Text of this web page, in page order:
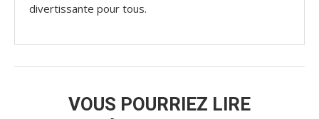
divertissante pour tous.
VOUS POURRIEZ LIRE